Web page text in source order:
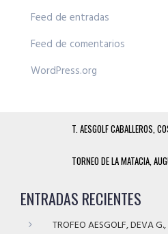
Feed de entradas
Feed de comentarios
WordPress.org
T. AESGOLF CABALLEROS,
TORNEO DE LA MATACIA,
ENTRADAS RECIENTES
TROFEO AESGOLF, DEVA